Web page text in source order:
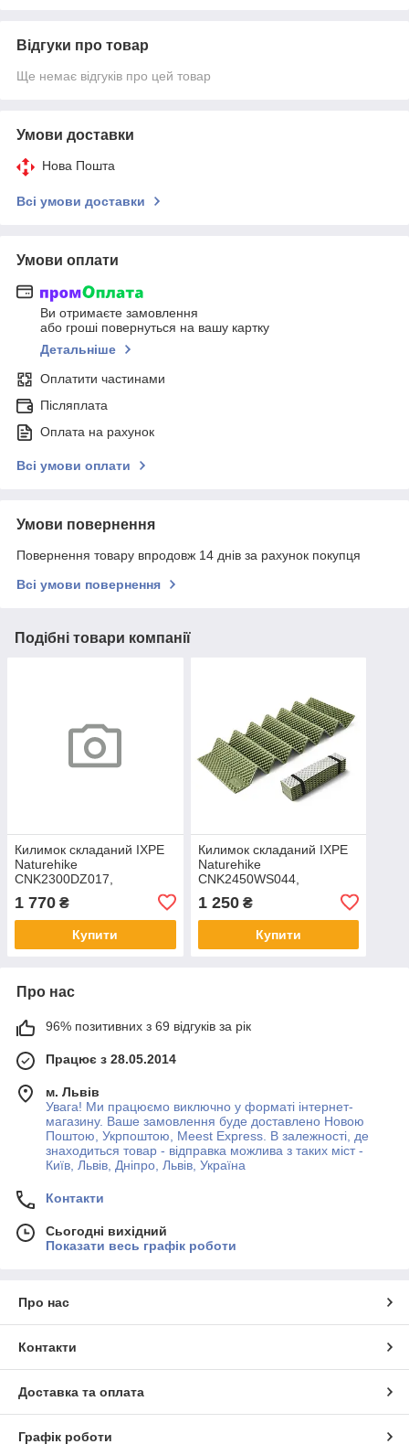
Відгуки про товар
Ще немає відгуків про цей товар
Умови доставки
Нова Пошта
Всі умови доставки
Умови оплати
Ви отримаєте замовлення
або гроші повернуться на вашу картку
Детальніше
Оплатити частинами
Післяплата
Оплата на рахунок
Всі умови оплати
Умови повернення
Повернення товару впродовж 14 днів за рахунок покупця
Всі умови повернення
Подібні товари компанії
Килимок складаний IXPE
Naturehike
CNK2300DZ017,
200x65х2 см, темно-
блакитний
1 770 ₴
Купити
Килимок складаний IXPE
Naturehike
CNK2450WS044,
195x60х1,8 см, оливковий
зелений
1 250₴
Купити
Про нас
96% позитивних з 69 відгуків за рік
Працює з 28.05.2014
м. Львів
Увага! Ми працюємо виключно у форматі інтернет-
магазину. Ваше замовлення буде доставлено Новою
Поштою, Укрпоштою, Meest Express. В залежності, де
знаходиться товар - відправка можлива з таких міст -
Київ, Львів, Дніпро, Львів, Україна
Контакти
Сьогодні вихідний
Показати весь графік роботи
Про нас
Контакти
Доставка та оплата
Графік роботи